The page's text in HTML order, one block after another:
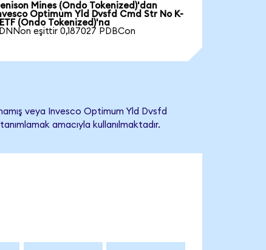
Mines (Ondo Tokenized)'dan
Optimum Yld Dvsfd Cmd Str No K-
ETF (Ondo Tokenized)'na
DNNon eşittir 0,187027 PDBCon
veya Invesco Optimum Yld Dvsfd
amacıyla kullanılmaktadır.